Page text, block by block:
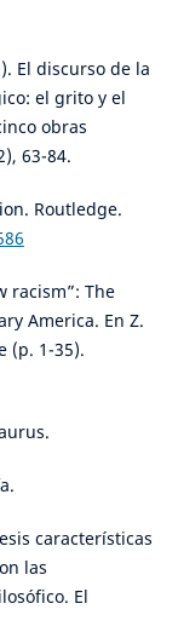
El discurso de la
el grito y el
obras
63-84.
Routledge.
racism”: The
America. En Z.
(p. 1-35).
características
las
El